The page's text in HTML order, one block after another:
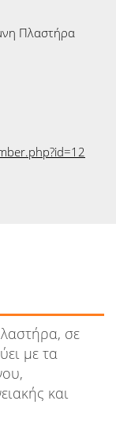
Πλαστήρα
σε
με τα
και